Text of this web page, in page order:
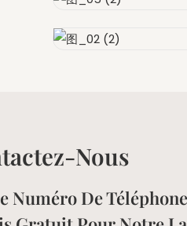
Nous
De